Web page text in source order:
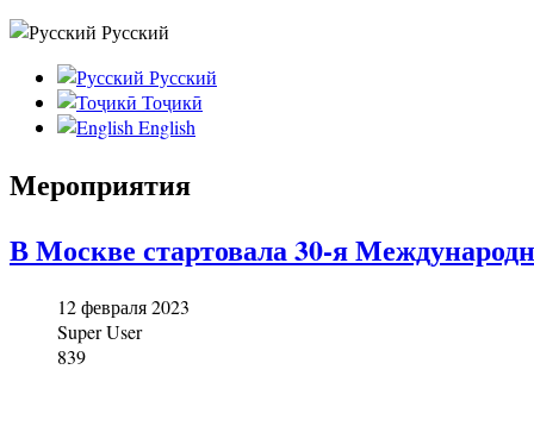
Русский
Русский
Тоҷикӣ
English
Мероприятия
В Москве стартовала 30-я
12 февраля 2023
Super User
839